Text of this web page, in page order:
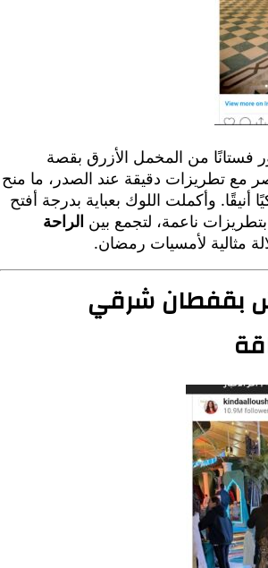
من المخمل الأزرق بقصة
دقيقة عند الصدر، ما منح
وأكملت اللوك بعباية بدرجة أفتح
ناعمة، لتجمع بينالراحة
لأمسيات رمضان.
شرقي